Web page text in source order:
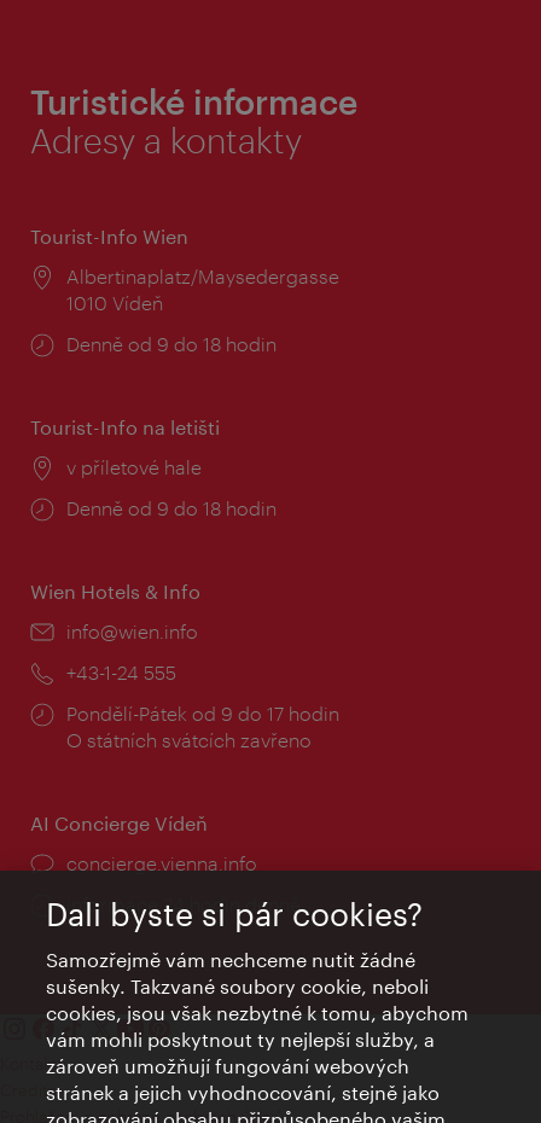
Turistické informace
Adresy a kontakty
Tourist-Info Wien
Místo:
Albertinaplatz/Maysedergasse
1010 Vídeň
Provozní
Denně od 9 do 18 hodin
Tourist-Info na letišti
Místo:
v příletové hale
Provozní
Denně od 9 do 18 hodin
Wien Hotels & Info
E-
info@wien.info
Telefon:
+43-1-24 555
Provozní
doba:
Pondělí-Pátek od 9 do 17 hodin
O státních svátcích zavřeno
AI Concierge Vídeň
concierge.vienna.info
Informace 24 hodin denně
Kontakty
Credits
Prohlášení o ochraně osobních údajů
Dali byste si pár cookies?
Samozřejmě vám nechceme nutit žádné
sušenky. Takzvané soubory cookie, neboli
cookies, jsou však nezbytné k tomu, abychom
vám mohli poskytnout ty nejlepší služby, a
zároveň umožňují fungování webových
stránek a jejich vyhodnocování, stejně jako